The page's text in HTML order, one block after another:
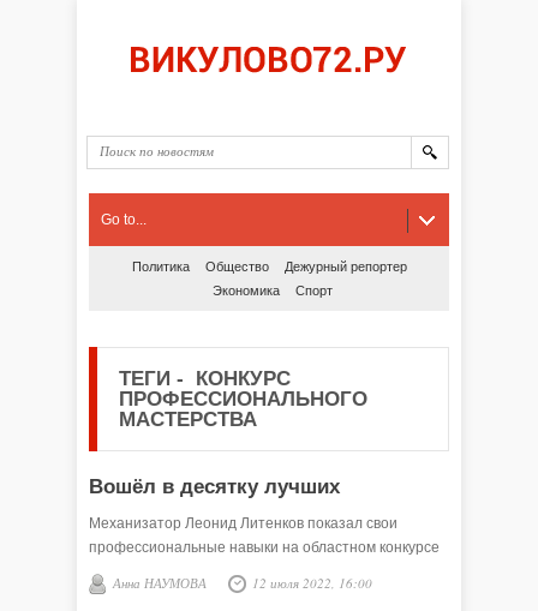
Go to...
Политика Общество
Дежурный репортер
Экономика
Спорт
ТЕГИ - КОНКУРС
ПРОФЕССИОНАЛЬНОГО
МАСТЕРСТВА
Вошёл в десятку лучших
Механизатор Леонид Литенков показал свои
профессиональные навыки на областном конкурсе
Анна НАУМОВА 12 июля 2022, 16:00